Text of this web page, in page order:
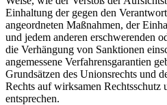
Einhaltung der gegen den
angeordneten Maßnahmen, der
und jedem anderen erschwerenden
die Verhängung von Sanktionen
angemessene Verfahrensgarantien
Grundsätzen des Unionsrechts und
Rechts auf wirksamen Rechtsschutz
entsprechen.